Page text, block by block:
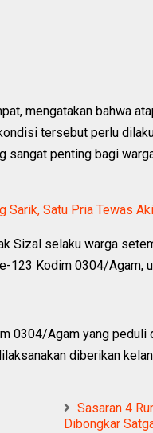
mengatakan bahwa
tersebut perlu
sangat penting bagi
Sarik, Satu Pria Tewas
Sizal selaku warga
123 Kodim 0304/Agam,
0304/Agam yang peduli
diberikan
Sasaran 4
Dibongkar